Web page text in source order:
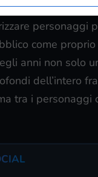
mondo del
personaggi
come
anni non solo
dell’intero
tra i personaggi